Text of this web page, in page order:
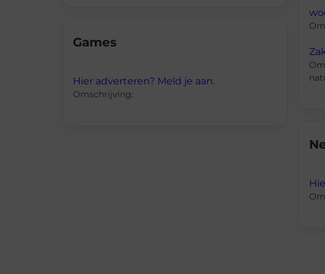
Games
Hier adverteren? Meld je aan.
Omschrijving: